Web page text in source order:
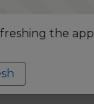
the app